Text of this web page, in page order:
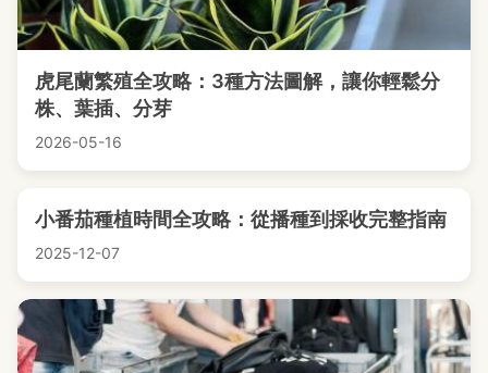
虎尾蘭繁殖全攻略：3種方法圖解，讓你輕鬆分
株、葉插、分芽
2026-05-16
小番茄種植時間全攻略：從播種到採收完整指南
2025-12-07